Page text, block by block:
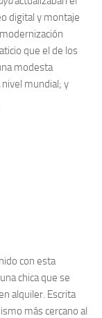
digital y montaje
que el de los
modesta
mundial; y
con esta
chica que se
alquiler. Escrita
más cercano al